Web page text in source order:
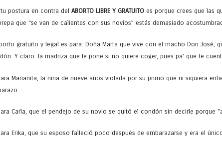
postura en contra del ABORTO LIBRE Y GRATUITO es porque crees que las
que “se van de calientes con sus novios” estás demasiado
gratuito y legal es para: Doña Marta que vive con el macho Don José,
Y claro: la madriza que le pone si no quiere coger, pues pa' que te
Marianita, la niña de nueve años violada por su primo que ni siquiera
Carla, que el pendejo de su novio se quitó el condón sin decirle porque
Erika, que su esposo falleció poco después de embarazarse y era el